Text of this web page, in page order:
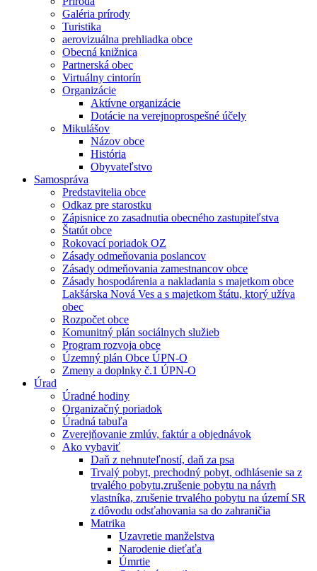
Galéria prírody
Turistika
aerovizuálna prehliadka obce
Obecná knižnica
Partnerská obec
Virtuálny cintorín
Organizácie
Aktívne organizácie
Dotácie na verejnoprospešné účely
Mikulášov
Názov obce
História
Obyvateľstvo
Samospráva
Predstavitelia obce
Odkaz pre starostku
Zápisnice zo zasadnutia obecného zastupiteľstva
Štatút obce
Rokovací poriadok OZ
Zásady odmeňovania poslancov
Zásady odmeňovania zamestnancov obce
Zásady hospodárenia a nakladania s majetkom obce
Lakšárska Nová Ves a s majetkom štátu, ktorý užíva
obec
Rozpočet obce
Komunitný plán sociálnych služieb
Program rozvoja obce
Územný plán Obce ÚPN-O
Zmeny a doplnky č.1 ÚPN-O
Úrad
Úradné hodiny
Organizačný poriadok
Úradná tabuľa
Zverejňovanie zmlúv, faktúr a objednávok
Ako vybaviť
Daň z nehnuteľností, daň za psa
Trvalý pobyt, prechodný pobyt, odhlásenie sa z
trvalého pobytu,zrušenie pobytu na návrh
vlastníka, zrušenie trvalého pobytu na území SR
z dôvodu odsťahovania sa do zahraničia
Matrika
Uzavretie manželstva
Narodenie dieťaťa
Úmrtie